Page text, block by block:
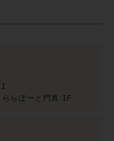
らぽーと門真 1F